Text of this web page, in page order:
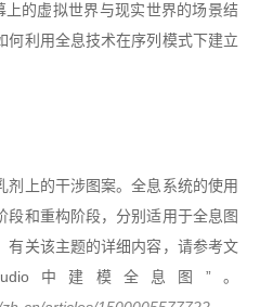
的虚拟世界与现实世界的场景结
何利用全息技术在序列模式下建立
剂上的干涉图案。全息系统的使用
段和重构阶段，分别适用于全息图
有关该主题的详细内容，请参考文
中建模全息图”。